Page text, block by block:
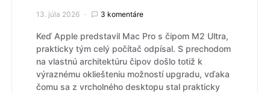
13. júla 2026 3 komentáre
Keď Apple predstavil Mac Pro s čipom M2 Ultra,
prakticky tým celý počítač odpísal. S prechodom
na vlastnú architektúru čipov došlo totiž k
výraznému okliešteniu možností upgradu, vďaka
čomu sa z vrcholného desktopu stal prakticky